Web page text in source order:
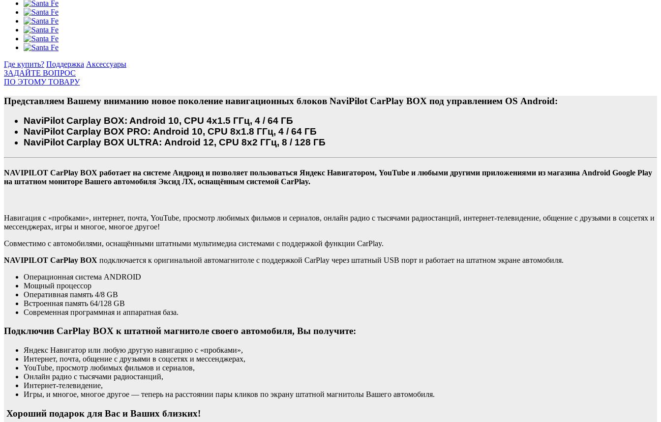
Где купить? Поддержка Аксессуары
ЗАДАЙТЕ ВОПРОС
ПО ЭТОМУ ТОВАРУ
Представляем Вашему вниманию новое поколение навигационных блоков NaviPilot CarPlay BOX под управлением OS Android:
NaviPilot Carplay BOX: Android 10, CPU 4x1.5 ГГц, 4 / 64 ГБ
NaviPilot Carplay BOX PRO: Android 10, CPU 8x1.8 ГГц, 4 / 64 ГБ
NaviPilot Carplay BOX ULTRA: Android 12, CPU 8x2 ГГц, 8 / 128 ГБ
NAVIPILOT CarPlay BOX работает на системе Андроид и позволяет пользоваться Яндекс Навигатором, YouTube и любыми другими приложениями из магазина Android Google Play
на штатном мониторе Вашего автомобиля Эксид ЛХ, оснащённым системой CarPlay.
Навигация с «пробками», интернет, почта, YouTube, просмотр любимых фильмов и сериалов, онлайн радио с тысячами радиостанций, интернет-телевидение, общение с друзьями в соцсетях и
мессенджерах, игры и многое, многое другое!
Совместимо с автомобилями, оснащёнными штатными мультимедиа системами с поддержкой функции CarPlay.
NAVIPILOT CarPlay BOX подключается к оригинальной автомагнитоле с поддержкой CarPlay через штатный USB порт и работает на штатном экране автомобиля.
Операционная система ANDROID
Мощный процессор
Оперативная память 4/8 GB
Встроенная память 64/128 GB
Современная программная и аппаратная база.
Подключив CarPlay BOX к штатной магнитоле своего автомобиля, Вы получите:
Яндекс Навигатор или любую другую навигацию с «пробками»,
Интернет, почта, общение с друзьями в соцсетях и мессенджерах,
YouTube, просмотр любимых фильмов и сериалов,
Онлайн радио с тысячами радиостанций,
Интернет-телевидение,
Игры, и многое, многое другое — теперь на расстоянии пары кликов по экрану штатной магнитолы Вашего автомобиля.
Хороший подарок для Вас и Ваших близких!